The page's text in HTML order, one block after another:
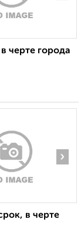
черте города
›
в черте